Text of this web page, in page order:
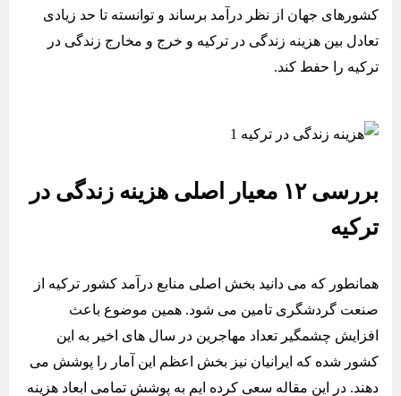
کشورهای جهان از نظر درآمد برساند و توانسته تا حد زیادی
تعادل بین هزینه زندگی در ترکیه و خرج و مخارج زندگی در
ترکیه را حفط کند.
بررسی ۱۲ معیار اصلی هزینه زندگی در
ترکیه
همانطور که می دانید بخش اصلی منابع درآمد کشور ترکیه از
صنعت گردشگری تامین می شود. همین موضوع باعث
افزایش چشمگیر تعداد مهاجرین در سال های اخیر به این
کشور شده که ایرانیان نیز بخش اعظم این آمار را پوشش می
دهند. در این مقاله سعی کرده ایم به پوشش تمامی ابعاد هزینه